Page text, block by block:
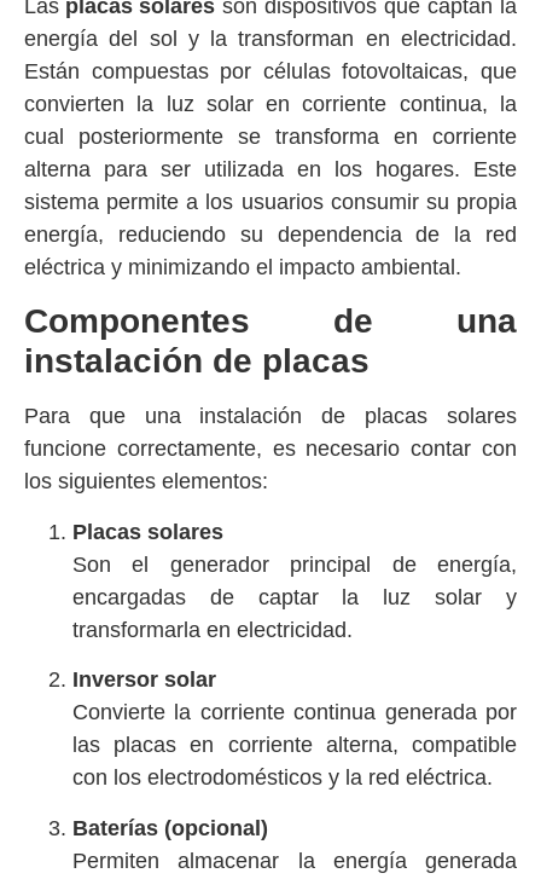
Las placas solares son dispositivos que captan la
energía del sol y la transforman en electricidad.
Están compuestas por células fotovoltaicas, que
convierten la luz solar en corriente continua, la
cual posteriormente se transforma en corriente
alterna para ser utilizada en los hogares. Este
sistema permite a los usuarios consumir su propia
energía, reduciendo su dependencia de la red
eléctrica y minimizando el impacto ambiental.
Componentes de una
instalación de placas
Para que una instalación de placas solares
funcione correctamente, es necesario contar con
los siguientes elementos:
Placas solares
Son el generador principal de energía,
encargadas de captar la luz solar y
transformarla en electricidad.
Inversor solar
Convierte la corriente continua generada por
las placas en corriente alterna, compatible
con los electrodomésticos y la red eléctrica.
Baterías (opcional)
Permiten almacenar la energía generada